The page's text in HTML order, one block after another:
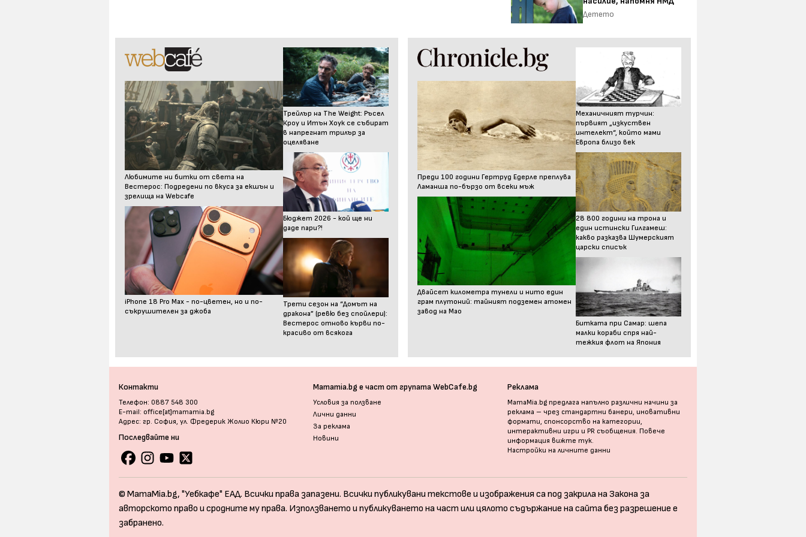
Детето
Любимите ни битки от света на
Вестерос: Подредени по вкуса за екшън и
зрелища на Webcafe
iPhone 18 Pro Max - по-цветен, но и по-
съкрушителен за джоба
Трейлър на The Weight: Ръсел
Кроу и Итън Хоук се събират
в напрегнат трилър за
оцеляване
Бюджет 2026 - кой ще ни
даде пари?!
Трети сезон на “Домът на
дракона” (ревю без спойлери):
Вестерос отново кърви по-
красиво от всякога
Преди 100 години Гертруд Едерле преплува
Ламанша по-бързо от всеки мъж
Двайсет километра тунели и нито един
грам плутоний: тайният подземен атомен
завод на Мао
Механичният турчин:
първият „изкуствен
интелект“, който мами
Европа близо век
28 800 години на трона и
един истински Гилгамеш:
какво разказва Шумерският
царски списък
Битката при Самар: шепа
малки кораби спря най-
тежкия флот на Япония
Контакти
Телефон: 0887 548 300
E-mail: office[at]mamamia.bg
Адрес: гр. София, ул. Фредерик Жолио Кюри №20
Последвайте ни
Mamamia.bg е част от групата WebCafe.bg
Условия за ползване
Лични данни
За реклама
Новини
Реклама
MamaMia.bg предлага напълно различни начини за
реклама – чрез стандартни банери, иновативни
формати, спонсорство на категории,
интерактивни игри и PR съобщения. Повече
информация вижте тук.
Настройки на личните данни
© MamaMia.bg, "Уебкафе" ЕАД. Всички права запазени. Всички публикувани текстове и изображения са под закрила на Закона за
авторското право и сродните му права. Използването и публикуването на част или цялото съдържание на сайта без разрешение е
забранено.